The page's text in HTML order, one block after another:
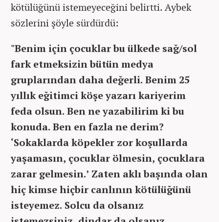
kötülüğünü istemeyeceğini belirtti. Aybek
sözlerini şöyle sürdürdü:
"Benim için çocuklar bu ülkede sağ/sol
fark etmeksizin bütün medya
gruplarından daha değerli. Benim 25
yıllık eğitimci köşe yazarı kariyerim
feda olsun. Ben ne yazabilirim ki bu
konuda. Ben en fazla ne derim?
‘Sokaklarda köpekler zor koşullarda
yaşamasın, çocuklar ölmesin, çocuklara
zarar gelmesin.’ Zaten aklı başında olan
hiç kimse hiçbir canlının kötülüğünü
isteyemez. Solcu da olsanız